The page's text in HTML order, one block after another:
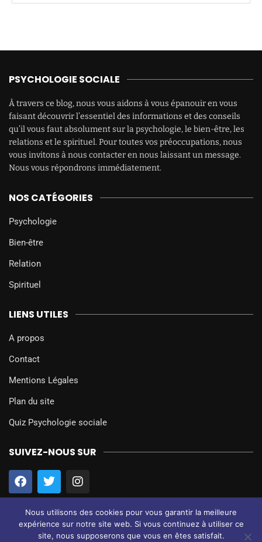
PSYCHOLOGIE SOCIALE
À travers ce blog, nous vous aidons à vous épanouir en vous
faisant découvrir l’essentiel des informations et des conseils
qu’il vous faut absolument sur la psychologie, le bien-être, les
relations et le spirituel. Pour toutes vos préoccupations, nous
vous invitons à nous contacter en nous laissant un message.
Nous vous répondrons immédiatement.
NOS CATÉGORIES
Psychologie
Bien-être
Relation
Spirituel
LIENS UTILES
A propos
Contact
Mentions Légales
Plan du site
Quiz Psychologie sociale
SUIVEZ-NOUS SUR
Nous utilisons des cookies pour vous garantir la meilleure
expérience sur notre site web. Si vous continuez à utiliser ce
site, nous supposerons que vous en êtes satisfait.